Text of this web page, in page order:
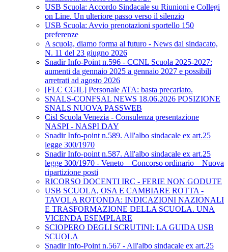
USB Scuola: Accordo Sindacale su Riunioni e Collegi
on Line. Un ulteriore passo verso il silenzio
USB Scuola: Avvio prenotazioni sportello 150
preferenze
A scuola, diamo forma al futuro - News dal sindacato,
N. 11 del 23 giugno 2026
Snadir Info-Point n.596 - CCNL Scuola 2025-2027:
aumenti da gennaio 2025 a gennaio 2027 e possibili
arretrati ad agosto 2026
[FLC CGIL] Personale ATA: basta precariato.
SNALS-CONFSAL NEWS 18.06.2026 POSIZIONE
SNALS NUOVA PASSWEB
Cisl Scuola Venezia - Consulenza presentazione
NASPI - NASPI DAY
Snadir Info-point n.589. All'albo sindacale ex art.25
legge 300/1970
Snadir Info-point n.587. All'albo sindacale ex art.25
legge 300/1970 - Veneto – Concorso ordinario – Nuova
ripartizione posti
RICORSO DOCENTI IRC - FERIE NON GODUTE
USB SCUOLA, OSA E CAMBIARE ROTTA -
TAVOLA ROTONDA: INDICAZIONI NAZIONALI
E TRASFORMAZIONE DELLA SCUOLA. UNA
VICENDA ESEMPLARE
SCIOPERO DEGLI SCRUTINI: LA GUIDA USB
SCUOLA
Snadir Info-Point n.567 - All'albo sindacale ex art.25